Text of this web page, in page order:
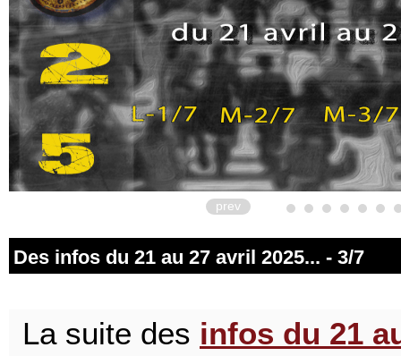
prev
Des infos du 21 au 27 avril 2025... - 3/7
La suite des infos du 21